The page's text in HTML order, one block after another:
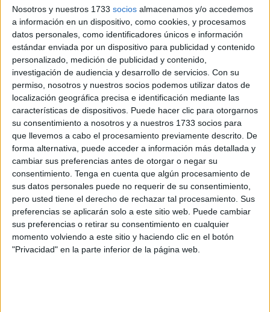
Nosotros y nuestros 1733 socios almacenamos y/o accedemos
a información en un dispositivo, como cookies, y procesamos
datos personales, como identificadores únicos e información
estándar enviada por un dispositivo para publicidad y contenido
personalizado, medición de publicidad y contenido,
investigación de audiencia y desarrollo de servicios. Con su
permiso, nosotros y nuestros socios podemos utilizar datos de
localización geográfica precisa e identificación mediante las
características de dispositivos. Puede hacer clic para otorgarnos
su consentimiento a nosotros y a nuestros 1733 socios para
que llevemos a cabo el procesamiento previamente descrito. De
forma alternativa, puede acceder a información más detallada y
cambiar sus preferencias antes de otorgar o negar su
consentimiento. Tenga en cuenta que algún procesamiento de
sus datos personales puede no requerir de su consentimiento,
pero usted tiene el derecho de rechazar tal procesamiento. Sus
preferencias se aplicarán solo a este sitio web. Puede cambiar
sus preferencias o retirar su consentimiento en cualquier
momento volviendo a este sitio y haciendo clic en el botón
"Privacidad" en la parte inferior de la página web.
El Ceuta Bcontinúa con su buena dinámicay este
sábado logró una valiosa victoria a domicilio ante el
Bollullos por 0-1. Un solitario tanto de penalti en el minuto
71 bastó para que el filial caballasumara su segunda
victoria consecutivay escale hasta los puestos de playoff
con 8 puntos, firmandoasí su cuarto partido
consecutivo sin conocer la derrota desde la jornada
inaugural en Pozoblanco.
Los de Ceuta saltaron al campo de Bollullos con un once
inicial formado por Pery; Pereke, Curro, Gámez; Josema,
Armentertos, Arick, Guzmán, Michael, Danil y Armengol.
Desde el primer minuto,ambos conjuntos demostraron
su intención de hacerse con el control del partido
aunque el primer tiempo se cerró sin goles y con pocas
ocasiones claras en ambas áreas.